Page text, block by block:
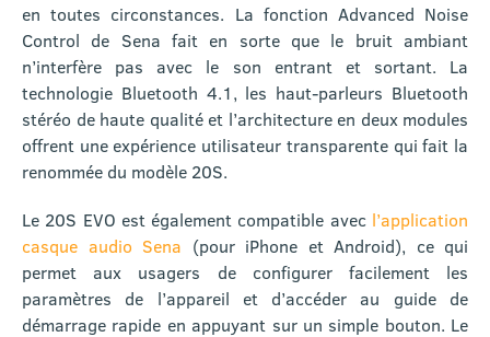
en toutes circonstances. La fonction Advanced Noise
Control de Sena fait en sorte que le bruit ambiant
n’interfère pas avec le son entrant et sortant. La
technologie Bluetooth 4.1, les haut-parleurs Bluetooth
stéréo de haute qualité et l’architecture en deux modules
offrent une expérience utilisateur transparente qui fait la
renommée du modèle 20S.
Le 20S EVO est également compatible avec l’application
casque audio Sena (pour iPhone et Android), ce qui
permet aux usagers de configurer facilement les
paramètres de l’appareil et d’accéder au guide de
démarrage rapide en appuyant sur un simple bouton. Le